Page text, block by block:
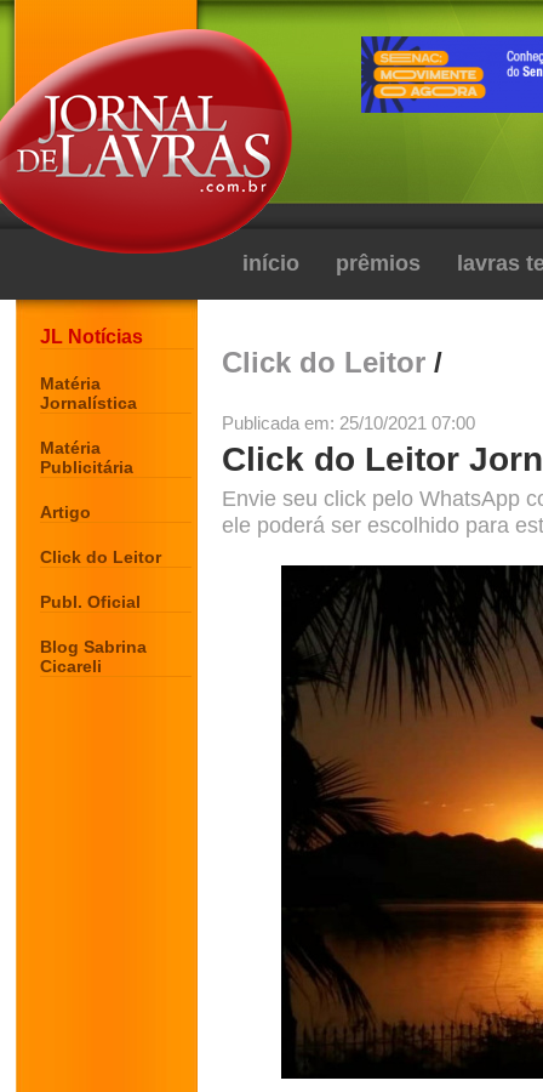
início prêmios lavras
JL Notícias
Matéria
Jornalística
Matéria
Publicitária
Artigo
Click do Leitor
Publ. Oficial
Blog Sabrina
Cicareli
Click do Leitor /
Publicada em: 25/10/2021 07:00
Click do Leitor
Envie seu click pelo WhatsApp
ele poderá ser escolhido para